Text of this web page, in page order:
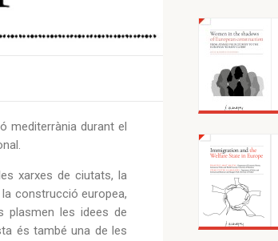
mediterrània durant el
xarxes de ciutats, la
construcció europea,
plasmen les idees de
és també una de les